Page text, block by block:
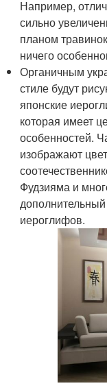
Например,
сильно
планом
ничего
Органичным
стиле будут
японские
которая имеет
особенностей.
изображают
Фудзияма и
иероглифов.